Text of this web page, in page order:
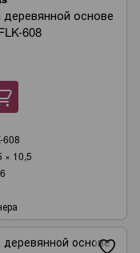
основе
608
608
× 10,5